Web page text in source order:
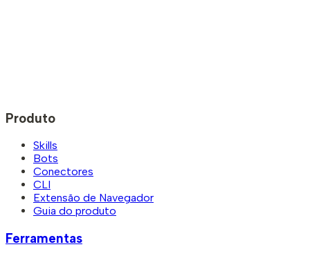
Produto
Skills
Bots
Conectores
CLI
Extensão de Navegador
Guia do produto
Ferramentas